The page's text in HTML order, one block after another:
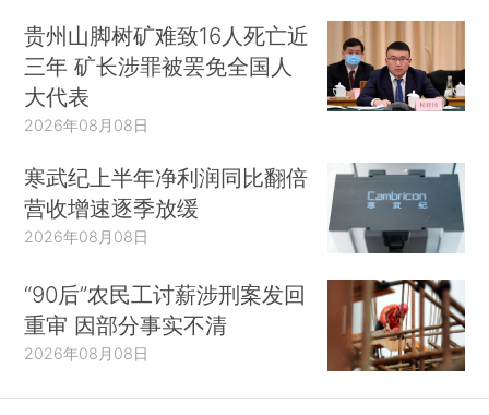
贵州山脚树矿难致16人死亡近
三年 矿长涉罪被罢免全国人
大代表
2026年08月08日
寒武纪上半年净利润同比翻倍
营收增速逐季放缓
2026年08月08日
“90后”农民工讨薪涉刑案发回
重审 因部分事实不清
2026年08月08日